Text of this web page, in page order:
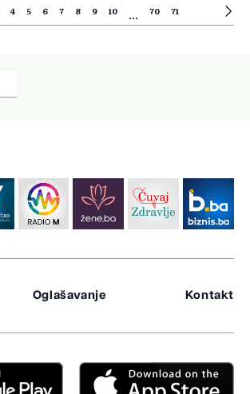
4 5 6 7 8 9 10 ... 70 71
Oglašavanje Kontakt